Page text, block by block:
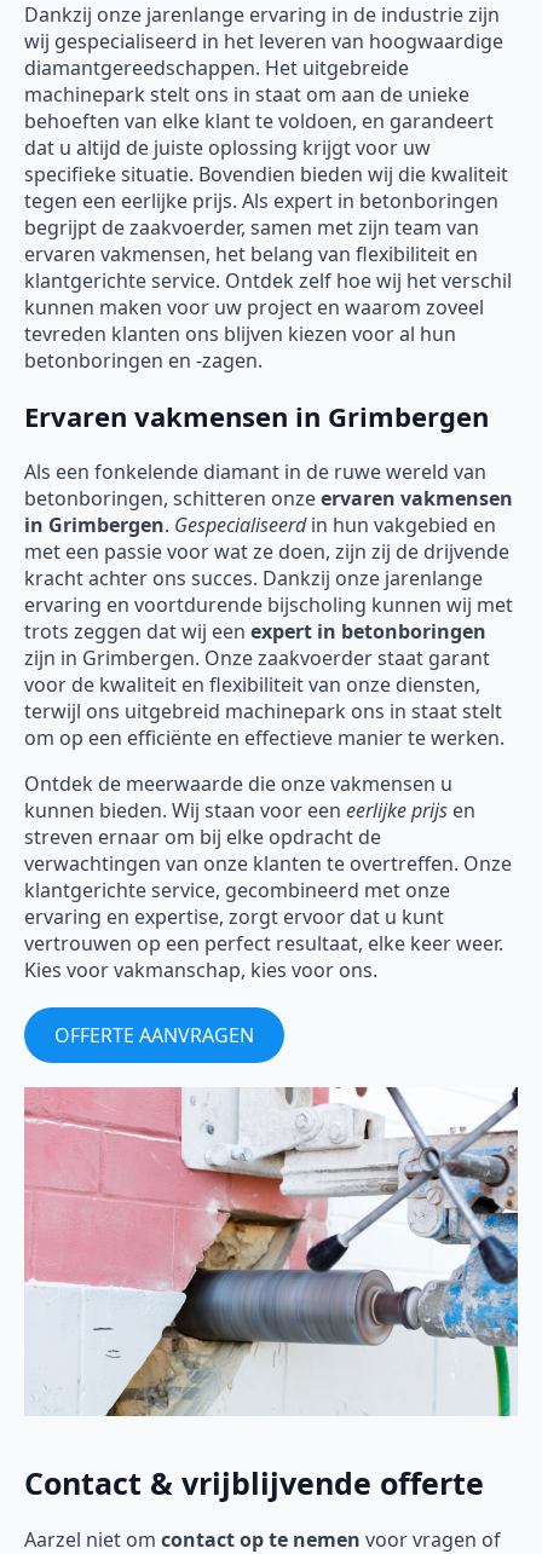
Dankzij onze jarenlange ervaring in de industrie zijn
wij gespecialiseerd in het leveren van hoogwaardige
diamantgereedschappen. Het uitgebreide
machinepark stelt ons in staat om aan de unieke
behoeften van elke klant te voldoen, en garandeert
dat u altijd de juiste oplossing krijgt voor uw
specifieke situatie. Bovendien bieden wij die kwaliteit
tegen een eerlijke prijs. Als expert in betonboringen
begrijpt de zaakvoerder, samen met zijn team van
ervaren vakmensen, het belang van flexibiliteit en
klantgerichte service. Ontdek zelf hoe wij het verschil
kunnen maken voor uw project en waarom zoveel
tevreden klanten ons blijven kiezen voor al hun
betonboringen en -zagen.
Ervaren vakmensen in Grimbergen
Als een fonkelende diamant in de ruwe wereld van
betonboringen, schitteren onzeervaren vakmensen
in Grimbergen. Gespecialiseerdin hun vakgebied en
met een passie voor wat ze doen, zijn zij de drijvende
kracht achter ons succes. Dankzij onze jarenlange
ervaring en voortdurende bijscholing kunnen wij met
trots zeggen dat wij een expert in betonboringen
zijn in Grimbergen. Onze zaakvoerder staat garant
voor de kwaliteit en flexibiliteit van onze diensten,
terwijl ons uitgebreid machinepark ons in staat stelt
om op een efficiënte en effectieve manier te werken.
Ontdek de meerwaarde die onze vakmensen u
kunnen bieden. Wij staan voor een eerlijke prijs en
streven ernaar om bij elke opdracht de
verwachtingen van onze klanten te overtreffen. Onze
klantgerichte service, gecombineerd met onze
ervaring en expertise, zorgt ervoor dat u kunt
vertrouwen op een perfect resultaat, elke keer weer.
Kies voor vakmanschap, kies voor ons.
OFFERTE AANVRAGEN
Contact & vrijblijvende offerte
Aarzel niet om contact op te nemen voor vragen of